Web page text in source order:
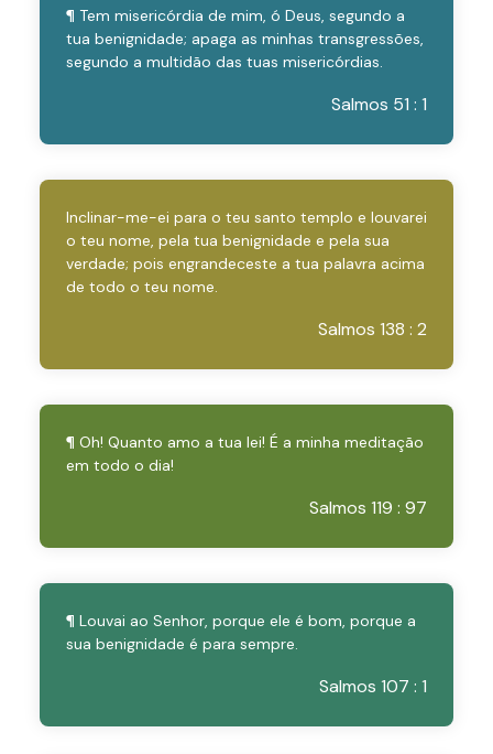
¶ Tem misericórdia de mim, ó Deus, segundo a
tua benignidade; apaga as minhas transgressões,
segundo a multidão das tuas misericórdias.
Salmos 51 : 1
Inclinar-me-ei para o teu santo templo e louvarei
o teu nome, pela tua benignidade e pela sua
verdade; pois engrandeceste a tua palavra acima
de todo o teu nome.
Salmos 138 : 2
¶ Oh! Quanto amo a tua lei! É a minha meditação
em todo o dia!
Salmos 119 : 97
¶ Louvai ao Senhor, porque ele é bom, porque a
sua benignidade é para sempre.
Salmos 107 : 1